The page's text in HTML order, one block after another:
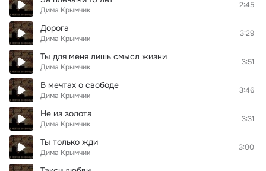
Дима Крымчик
2:45
Дорога
Дима Крымчик
3:29
Ты для меня лишь смысл жизни
Дима Крымчик
3:51
В мечтах о свободе
Дима Крымчик
3:46
Не из золота
Дима Крымчик
3:31
Ты только жди
Дима Крымчик
3:00